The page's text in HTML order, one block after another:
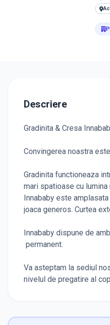
Descriere
Gradinita & Cresa
Convingerea noastra
Gradinita functioneaza
mari spatioase cu lumina
Innababy este
joaca generos. Curtea
Innababy dispune de
permanent.
Va asteptam la sediul
nivelul de pregatire al